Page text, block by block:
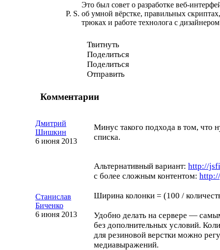
P. S.
Это был совет о разработке веб-
об умной вёрстке, правильных
трюках и работе технолога с
Твитнуть
Поделиться
Поделиться
Отправить
Комментарии
Дмитрий
Шишкин
6 июня 2013
Минус такого подхода в том, что
списка.
Станислав
Биченко
6 июня 2013
Альтернативный вариант: http://
с более сложным контентом:
Ширина колонки = (100 /
Удобно делать на сервере —
без дополнительных условий.
для резиновой верстки можно
медиавыражений.